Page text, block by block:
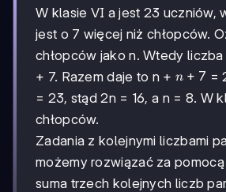
W klasie VI a jest 23 uczniów,
jest o 7 więcej niż chłopców.
chłopców jako n. Wtedy
+ 7. Razem daje to n + n
n + 7 =
= 23, stąd 2n = 16, a n = 8. W
chłopców.
Zadania z kolejnymi liczbami
możemy rozwiązać za
suma trzech kolejnych liczb